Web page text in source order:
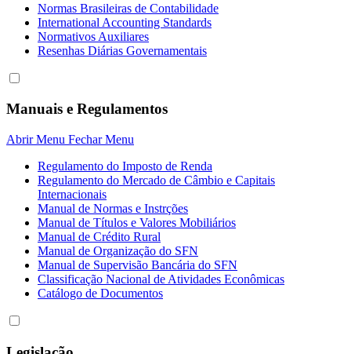
Normas Brasileiras de Contabilidade
International Accounting Standards
Normativos Auxiliares
Resenhas Diárias Governamentais
Manuais e Regulamentos
Abrir Menu Fechar Menu
Regulamento do Imposto de Renda
Regulamento do Mercado de Câmbio e Capitais
Internacionais
Manual de Normas e Instrções
Manual de Títulos e Valores Mobiliários
Manual de Crédito Rural
Manual de Organização do SFN
Manual de Supervisão Bancária do SFN
Classificação Nacional de Atividades Econômicas
Catálogo de Documentos